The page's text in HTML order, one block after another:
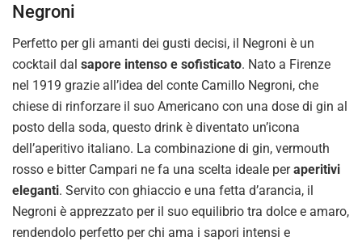
Negroni
Perfetto per gli amanti dei gusti decisi, il Negroni è un
cocktail dal sapore intenso e sofisticato. Nato a Firenze
nel 1919 grazie all’idea del conte Camillo Negroni, che
chiese di rinforzare il suo Americano con una dose di gin al
posto della soda, questo drink è diventato un’icona
dell’aperitivo italiano. La combinazione di gin, vermouth
rosso e bitter Campari ne fa una scelta ideale peraperitivi
eleganti. Servito con ghiaccio e una fetta d’arancia, il
Negroni è apprezzato per il suo equilibrio tra dolce e amaro,
rendendolo perfetto per chi ama i sapori intensi e